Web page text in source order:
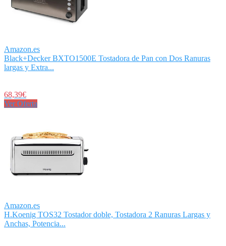
Amazon.es
Black+Decker BXTO1500E Tostadora de Pan con Dos Ranuras
largas y Extra...
68,39€
Ver Oferta
Amazon.es
H.Koenig TOS32 Tostador doble, Tostadora 2 Ranuras Largas y
Anchas, Potencia...